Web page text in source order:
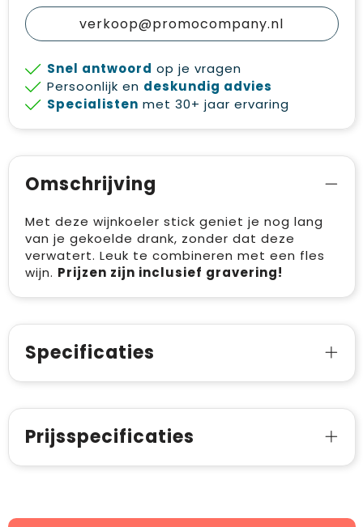
verkoop@promocompany.nl
Snel antwoord op je vragen
Persoonlijk en deskundig advies
Specialisten met 30+ jaar ervaring
Omschrijving
Met deze wijnkoeler stick geniet je nog lang
van je gekoelde drank, zonder dat deze
verwatert. Leuk te combineren met een fles
wijn. Prijzen zijn inclusief gravering!
Specificaties
Prijsspecificaties